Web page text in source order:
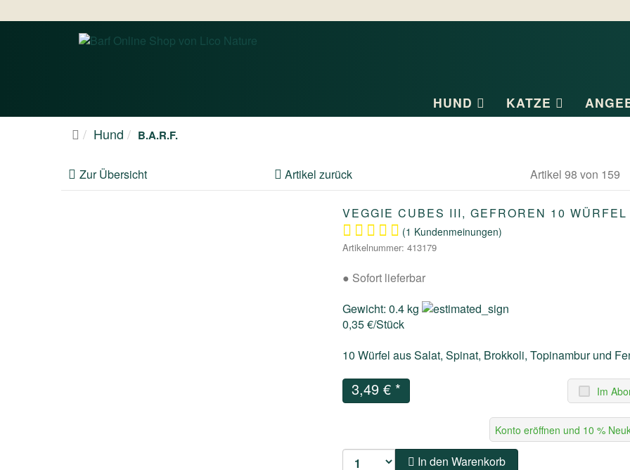
HUND KATZE
Hund B.A.R.F.
Zur Übersicht Artikel zurück Artikel 98 von 159
VEGGIE CUBES III, GEFROREN 10 WÜRFEL
(1 Kundenmeinungen)
Artikelnummer: 413179
● Sofort lieferbar
Gewicht: 0.4 kg
0,35 €/Stück
10 Würfel aus Salat, Spinat, Brokkoli, Topinambur und
3,49 € * Im
Konto eröffnen und 10 %
In den Warenkorb